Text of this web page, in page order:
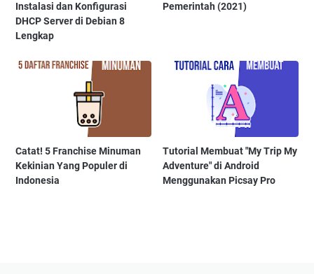
Instalasi dan Konfigurasi
DHCP Server di Debian 8
Lengkap
Pemerintah (2021)
Catat! 5 Franchise Minuman
Kekinian Yang Populer di
Indonesia
Tutorial Membuat "My Trip My
Adventure" di Android
Menggunakan Picsay Pro